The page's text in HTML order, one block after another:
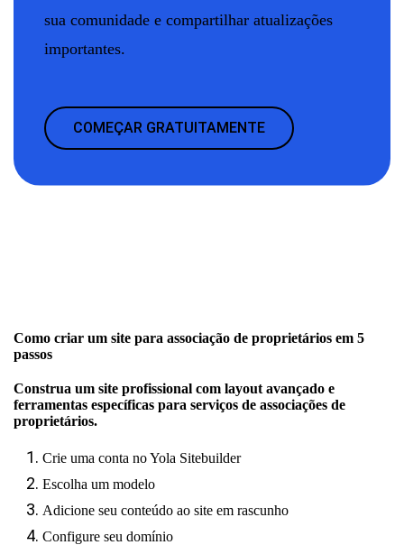
sua comunidade e compartilhar atualizações
importantes.
COMEÇAR GRATUITAMENTE
Como criar um site para associação de proprietários em 5
passos
Construa um site profissional com layout avançado e
ferramentas específicas para serviços de associações de
proprietários.
Crie uma conta no Yola Sitebuilder
Escolha um modelo
Adicione seu conteúdo ao site em rascunho
Configure seu domínio